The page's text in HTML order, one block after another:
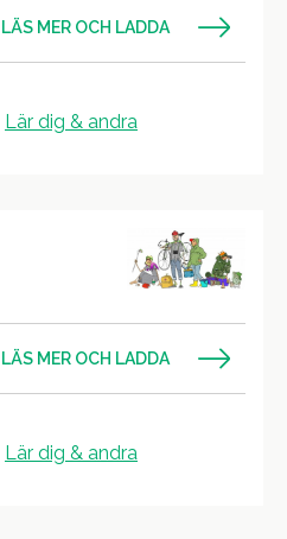
LÄS MER OCH LADDA
Lär dig & andra
LÄS MER OCH LADDA
Lär dig & andra